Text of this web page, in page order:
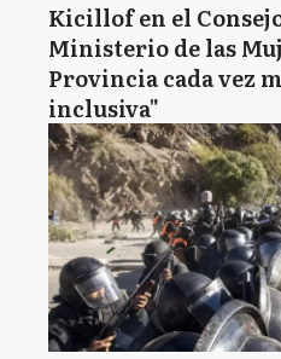
Kicillof en el
Ministerio de las
Provincia cada vez
inclusiva"